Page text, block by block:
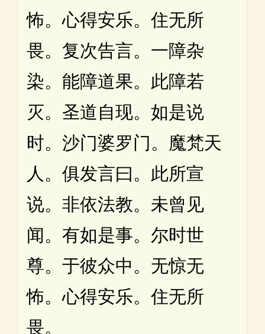
怖。心得安乐。住无所
畏。复次告言。一障杂
染。能障道果。此障若
灭。圣道自现。如是说
时。沙门婆罗门。魔梵天
人。俱发言曰。此所宣
说。非依法教。未曾见
闻。有如是事。尔时世
尊。于彼众中。无惊无
怖。心得安乐。住无所
畏。